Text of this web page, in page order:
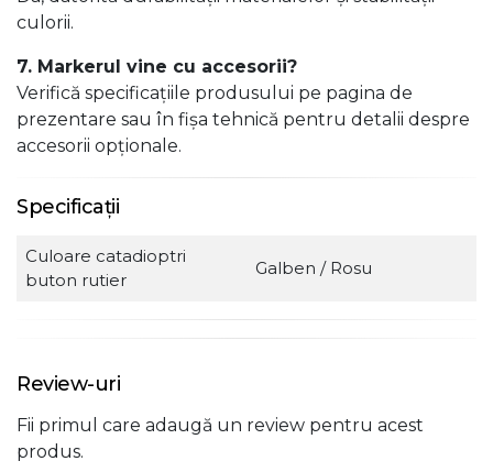
culorii.
7. Markerul vine cu accesorii?
Verifică specificațiile produsului pe pagina de
prezentare sau în fișa tehnică pentru detalii despre
accesorii opționale.
Specificații
Culoare catadioptri
buton rutier
Galben / Rosu
Review-uri
Fii primul care adaugă un review pentru acest
produs.